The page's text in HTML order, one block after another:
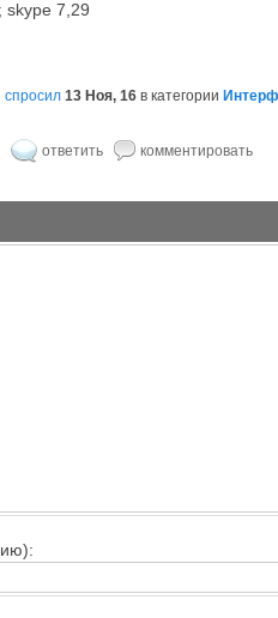
skype 7,29
спросил 13 Ноя, 16 в категории